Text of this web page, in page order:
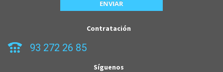
Contratación
93 272 26 85
Síguenos